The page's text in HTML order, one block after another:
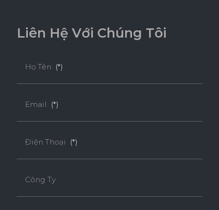
CHỐNG MỐI MỌT CHỐNG TRẦY XƯỚC CAO
THÂN THIỆN MÔI TRƯỜNG
Tiêu chuẩn
E0
Liên Hệ Với Chúng Tôi
Họ Tên (*)
Email (*)
Điện Thoại (*)
Công Ty